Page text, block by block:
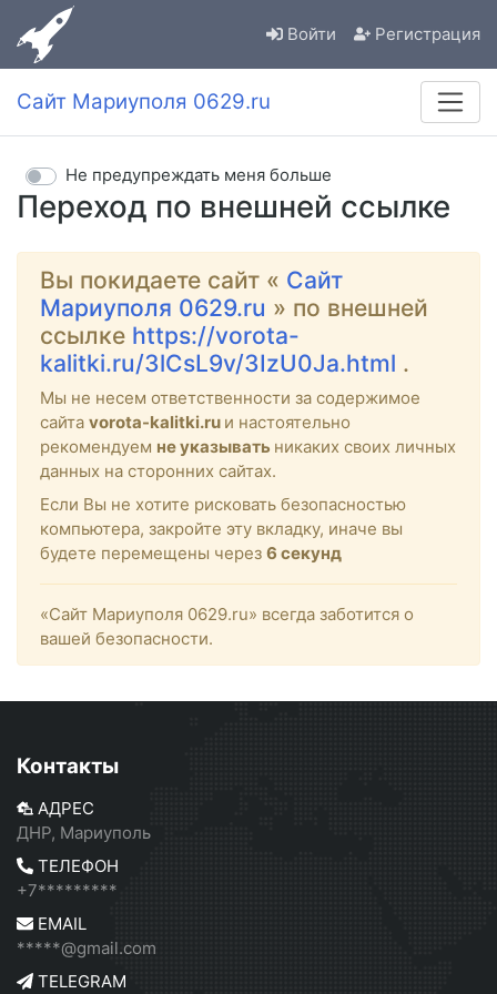
Войти Регистрация
Сайт Мариуполя 0629.ru
Переход по внешней ссылке
Не предупреждать меня больше
Вы покидаете сайт « Сайт
Мариуполя 0629.ru » по внешней
ссылке https://vorota-
kalitki.ru/3lCsL9v/3IzU0Ja.html .
Мы не несем ответственности за содержимое
сайта vorota-kalitki.ru и настоятельно
рекомендуем не указывать никаких своих личных
данных на сторонних сайтах.
Если Вы не хотите рисковать безопасностью
компьютера, закройте эту вкладку, иначе вы
будете перемещены через 6 секунд
«Сайт Мариуполя 0629.ru» всегда заботится о
вашей безопасности.
Контакты
АДРЕС
ДНР, Мариуполь
ТЕЛЕФОН
+7*********
EMAIL
*****@gmail.com
TELEGRAM